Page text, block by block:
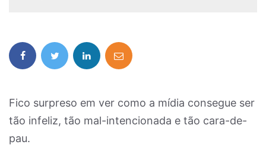
Fico surpreso em ver como a mídia consegue ser
tão infeliz, tão mal-intencionada e tão cara-de-
pau.